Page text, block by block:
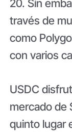
20. Sin
través de
como
con varios
USDC
mercado de
quinto lugar